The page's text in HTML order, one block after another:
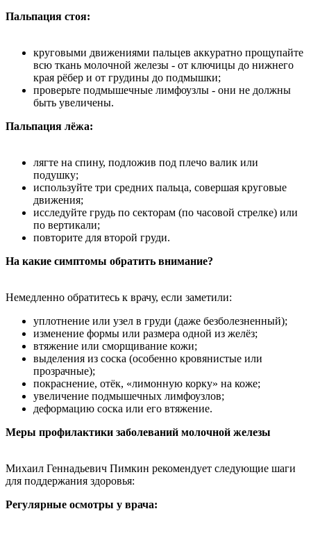
Пальпация стоя:
круговыми движениями пальцев аккуратно прощупайте
всю ткань молочной железы - от ключицы до нижнего
края рёбер и от грудины до подмышки;
проверьте подмышечные лимфоузлы - они не должны
быть увеличены.
Пальпация лёжа:
лягте на спину, подложив под плечо валик или
подушку;
используйте три средних пальца, совершая круговые
движения;
исследуйте грудь по секторам (по часовой стрелке) или
по вертикали;
повторите для второй груди.
На какие симптомы обратить внимание?
Немедленно обратитесь к врачу, если заметили:
уплотнение или узел в груди (даже безболезненный);
изменение формы или размера одной из желёз;
втяжение или сморщивание кожи;
выделения из соска (особенно кровянистые или
прозрачные);
покраснение, отёк, «лимонную корку» на коже;
увеличение подмышечных лимфоузлов;
деформацию соска или его втяжение.
Меры профилактики заболеваний молочной железы
Михаил Геннадьевич Пимкин рекомендует следующие шаги
для поддержания здоровья:
Регулярные осмотры у врача: